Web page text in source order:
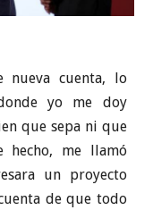
nueva cuenta, lo
yo me doy
que sepa ni que
hecho, me llamó
un proyecto
de que todo